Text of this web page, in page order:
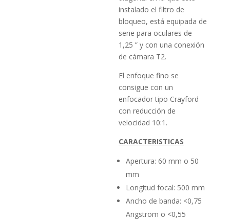
instalado el filtro de
bloqueo, está equipada de
serie para oculares de
1,25 ” y con una conexión
de cámara T2.
El enfoque fino se
consigue con un
enfocador tipo Crayford
con reducción de
velocidad 10:1.
CARACTERISTICAS
Apertura: 60 mm o 50
mm
Longitud focal: 500 mm
Ancho de banda: <0,75
Angstrom o <0,55